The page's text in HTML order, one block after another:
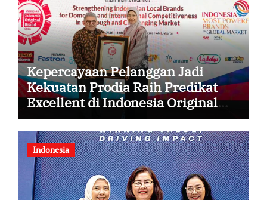
Kepercayaan Pelanggan Jadi
Kekuatan Prodia Raih Predikat
Excellent di Indonesia Original
Brand 2026
Indonesia